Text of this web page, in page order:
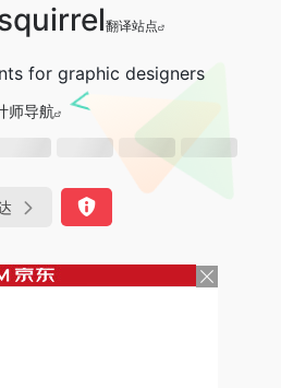
翻译站点
for graphic designers
师导航